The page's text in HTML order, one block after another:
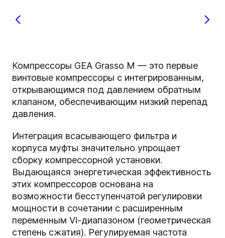
Компрессоры GEA Grasso M — это первые
винтовые компрессоры с интегрированным,
открывающимся под давлением обратным
клапаном, обеспечивающим низкий перепад
давления.
Интеграция всасывающего фильтра и
корпуса муфты значительно упрощает
сборку компрессорной установки.
Выдающаяся энергетическая эффективность
этих компрессоров основана на
возможности бесступенчатой регулировки
мощности в сочетании с расширенным
переменным Vi-диапазоном (геометрическая
степень сжатия). Регулируемая частота